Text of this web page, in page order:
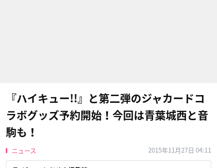
『ハイキュー!!』と第二弾のジャカードコ
ラボグッズ予約開始！今回は青葉城西と音
駒も！
ニュース 2015年11月27日 04:11